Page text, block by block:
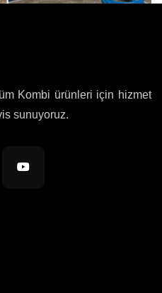
Kombi ürünleri için hizmet
sunuyoruz.